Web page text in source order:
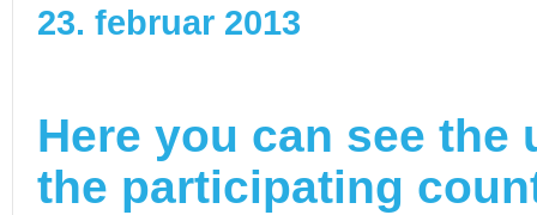
23. februar 2013
Here you can see
the participating